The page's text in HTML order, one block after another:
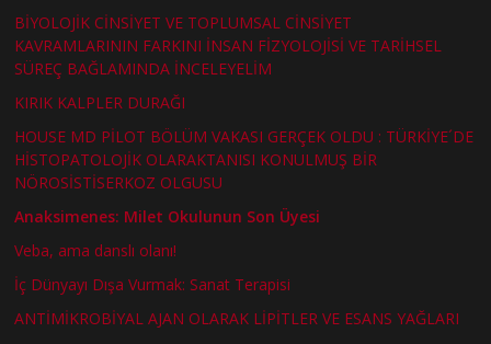
BİYOLOJİK CİNSİYET VE TOPLUMSAL CİNSİYET
KAVRAMLARININ FARKINI İNSAN FİZYOLOJİSİ VE TARİHSEL
SÜREÇ BAĞLAMINDA İNCELEYELİM
KIRIK KALPLER DURAĞI
HOUSE MD PİLOT BÖLÜM VAKASI GERÇEK OLDU : TÜRKİYE´DE
HİSTOPATOLOJİK OLARAKTANISI KONULMUŞ BİR
NÖROSİSTİSERKOZ OLGUSU
Anaksimenes: Milet Okulunun Son Üyesi
Veba, ama danslı olanı!
İç Dünyayı Dışa Vurmak: Sanat Terapisi
ANTİMİKROBİYAL AJAN OLARAK LİPİTLER VE ESANS YAĞLARI